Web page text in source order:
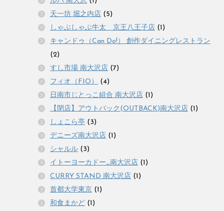
天一坊 堀之内店 (5)
しゃぶしゃぶ牛太 京王八王子店 (1)
キャンドゥ（Can Do!） 創作ダイニングレストラン
(2)
すし市場 南大沢店 (7)
フィオ（FIO）
(4)
日南市じとっこ組合 南大沢店 (1)
【閉店】アウトバック(OUTBACK)南大沢店 (1)
しょこら亭 (3)
デニーズ南大沢店 (1)
シャルル (3)
イトーヨーカドー_南大沢店 (1)
CURRY STAND 南大沢店 (1)
首都大学東京 (1)
和食まかど (1)